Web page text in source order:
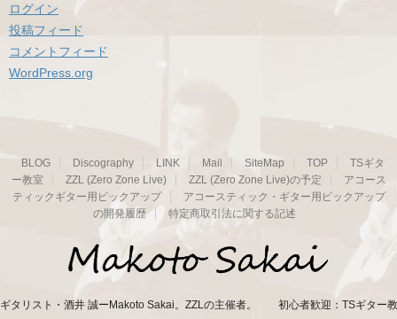
ログイン
投稿フィード
コメントフィード
WordPress.org
BLOG Discography LINK Mail SiteMap TOP
TSギタ
ー教室
ZZL (Zero Zone Live) ZZL (Zero Zone Live)の予定
アコース
ティックギター用ピックアップ
アコースティック・ギター用ピックアップ
の開発履歴
特定商取引法に関する記述
ギタリスト・酒井 誠ーMakoto Sakai。ZZLの主催者。 初心者歓迎：TSギター教